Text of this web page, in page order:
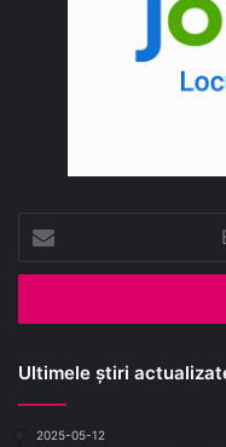
tău
Ultimele știri
2025-05-12